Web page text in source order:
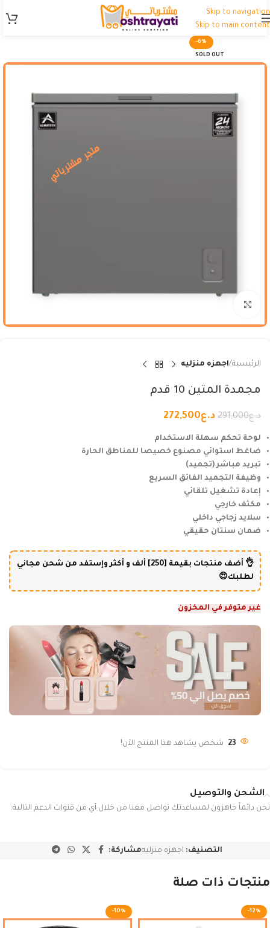
Skip to navigation
Skip to main content
-6%
SOLD OUT
الرئيسية اجهزه منزليه
مجمدة المتين 10 قدم
د.ع291,000 د.ع272,500
لوحة تحكم سهلة الاستخدام
ضاغط استوائي مصنوع خصيصا للمناطق الحارة
تبريد مباشر (تجميد)
وظيفة التجميد الفائق السريع
إعادة تشغيل تلقائي
مكثف خارجي
سلايد زجاجي داخلي
ضمان سنتان حقيقي
👌 أضف منتجات بقيمة [250] ألف و أكثر وإستفد من شحن مجاني
لطلبك😍
غير متوفر في المخزون
23 شخص يشاهد هذا المنتج الآن!
الشحن والتوصيل
نحن دائماً جاهزون لمساعدتك تواصل معنا من خلال أي من قنوات الدعم التالية:
التصنيف: اجهزه منزليهمشاركة:
منتجات ذات صلة
-12%
-10%